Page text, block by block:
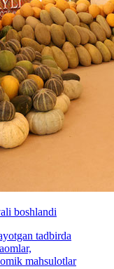
boshlandi
tadbirda
mahsulotlar